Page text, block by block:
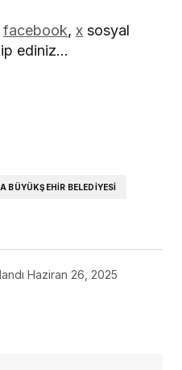
facebook, x sosyal
ediniz…
BÜYÜKŞEHIR BELEDIYESI
Haziran 26, 2025